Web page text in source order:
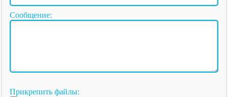
Сообщение:
Прикрепить файлы: